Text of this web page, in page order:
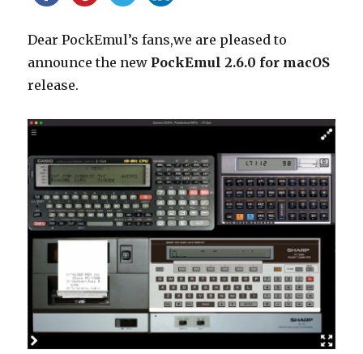
Dear PockEmul’s fans,we are pleased to
announce the new PockEmul 2.6.0 for macOS
release.